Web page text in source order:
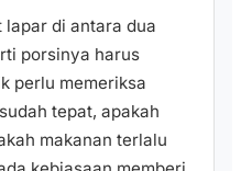
di antara dua
porsinya harus
perlu memeriksa
tepat, apakah
makanan terlalu